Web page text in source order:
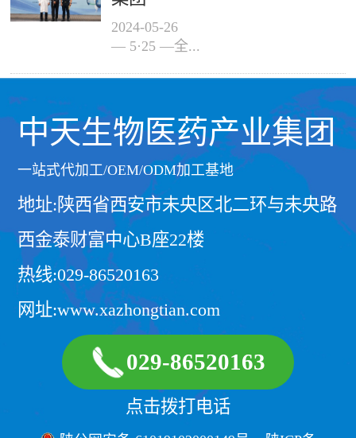
2024-05-26
— 5·25 —全...
中天生物医药产业集团
一站式代加工/OEM/ODM加工基地
地址:陕西省西安市未央区北二环与未央路
西金泰财富中心B座22楼
热线:029-86520163
网址:www.xazhongtian.com
029-86520163
点击拨打电话